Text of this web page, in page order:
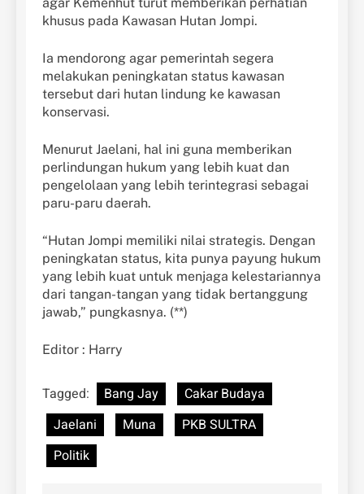
agar Kemenhut turut memberikan perhatian
khusus pada Kawasan Hutan Jompi.
Ia mendorong agar pemerintah segera
melakukan peningkatan status kawasan
tersebut dari hutan lindung ke kawasan
konservasi.
Menurut Jaelani, hal ini guna memberikan
perlindungan hukum yang lebih kuat dan
pengelolaan yang lebih terintegrasi sebagai
paru-paru daerah.
“Hutan Jompi memiliki nilai strategis. Dengan
peningkatan status, kita punya payung hukum
yang lebih kuat untuk menjaga kelestariannya
dari tangan-tangan yang tidak bertanggung
jawab,” pungkasnya. (**)
Editor : Harry
Tagged: Bang Jay
Cakar Budaya
Jaelani
Muna
PKB SULTRA
Politik